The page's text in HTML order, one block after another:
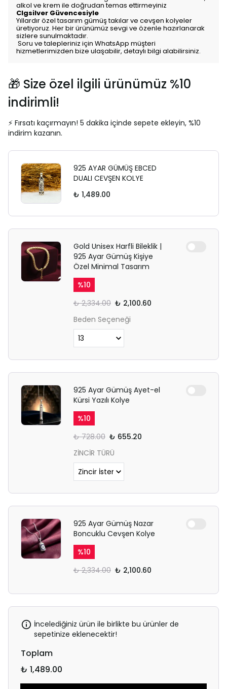
alkol ve krem ile doğrudan temas ettirmeyiniz
Clgsilver Güvencesiyle
Yıllardır özel tasarım gümüş takılar ve cevşen kolyeler
üretiyoruz. Her bir ürünümüz sevgi ve özenle hazırlanarak
sizlere sunulmaktadır.
Soru ve talepleriniz için WhatsApp müşteri
hizmetlerimizden bize ulaşabilir, detaylı bilgi alabilirsiniz.
🎁 Size özel ilgili ürünümüz %10
indirimli!
⚡ Fırsatı kaçırmayın! 5 dakika içinde sepete ekleyin, %10
indirim kazanın.
925 AYAR GÜMÜŞ EBCED
DUALI CEVŞEN KOLYE
₺ 1,489.00
Gold Unisex Harfli Bileklik |
925 Ayar Gümüş Kişiye
Özel Minimal Tasarım
%10
₺ 2,334.00 ₺ 2,100.60
Beden Seçeneği
925 Ayar Gümüş Ayet-el
Kürsi Yazılı Kolye
%10
₺ 728.00 ₺ 655.20
ZİNCİR TÜRÜ
925 Ayar Gümüş Nazar
Boncuklu Cevşen Kolye
%10
₺ 2,334.00 ₺ 2,100.60
İncelediğiniz ürün ile birlikte bu ürünler de
sepetinize eklenecektir!
Toplam
₺ 1,489.00